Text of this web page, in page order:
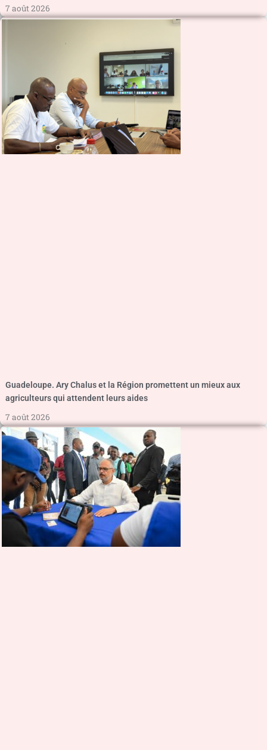
7 août 2026
Guadeloupe. Ary Chalus et la Région promettent un mieux aux
agriculteurs qui attendent leurs aides
7 août 2026